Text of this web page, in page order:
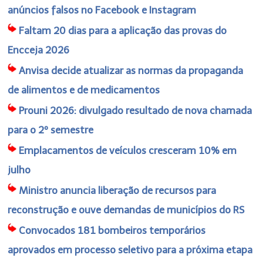
anúncios falsos no Facebook e Instagram
Faltam 20 dias para a aplicação das provas do
Encceja 2026
Anvisa decide atualizar as normas da propaganda
de alimentos e de medicamentos
Prouni 2026: divulgado resultado de nova chamada
para o 2º semestre
Emplacamentos de veículos cresceram 10% em
julho
Ministro anuncia liberação de recursos para
reconstrução e ouve demandas de municípios do RS
Convocados 181 bombeiros temporários
aprovados em processo seletivo para a próxima etapa